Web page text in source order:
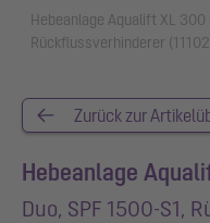
Hebeanlage Aqualift XL 300
Rückflussverhinderer
Zurück zur
Hebeanlage
Duo, SPF 1500-S1,